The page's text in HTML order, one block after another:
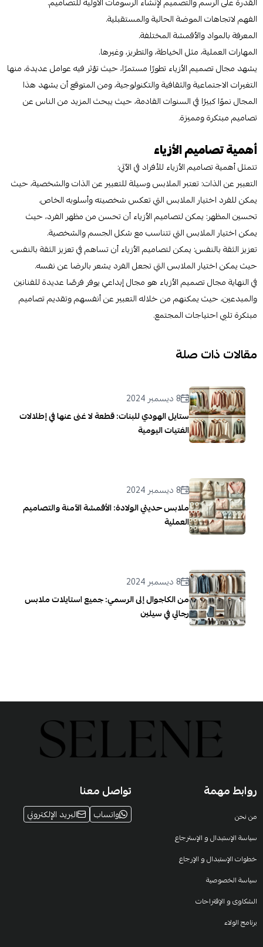
الفهم لاتجاهات الموضة الحالية والمستقبلية.
المعرفة بالمواد والأقمشة المختلفة.
المهارات العملية، مثل الخياطة، والتطريز، وغيرها.
يشهد مجال تصميم الأزياء تطورًا مستمرًا، حيث تؤثر فيه عوامل عديدة، منها
التغيرات الاجتماعية والثقافية والتكنولوجية، ومن المتوقع أن يشهد هذا
المجال نموًا كبيرًا في السنوات القادمة، حيث يبحث المزيد من الناس عن
تصاميم مبتكرة ومميزة.
أهمية تصاميم الأزياء
تتمثل أهمية تصاميم الأزياء للأفراد في الآتي:
التعبير عن الذات: تعتبر الملابس وسيلة للتعبير عن الذات والشخصية، حيث
يمكن للفرد اختيار الملابس التي تعكس شخصيته وأسلوبه الخاص.
تحسين المظهر: يمكن لتصاميم الأزياء أن تحسن من مظهر الفرد، حيث
يمكن اختيار الملابس التي تتناسب مع شكل الجسم والشخصية.
تعزيز الثقة بالنفس: يمكن لتصاميم الأزياء أن تساهم في تعزيز الثقة بالنفس،
حيث يمكن اختيار الملابس التي تجعل الفرد يشعر بالرضا عن نفسه.
في النهاية مجال تصميم الأزياء هو مجال إبداعي يوفر فرصًا عديدة للفنانين
والمبدعين، حيث يمكنهم من خلاله التعبير عن أنفسهم وتقديم تصاميم
مبتكرة تلبي احتياجات المجتمع.
مقالات ذات صلة
8 ديسمبر 2024
ستايل الهودي للبنات: قطعة لا غنى عنها في إطلالات
الفتيات اليومية
8 ديسمبر 2024
ملابس حديثي الولادة: الأقمشة الآمنة والتصاميم
العملية
8 ديسمبر 2024
من الكاجوال إلى الرسمي: جميع استايلات ملابس
رجالي في سيلين
روابط مهمة
من نحن
سياسة الإستبدال و الإسترجاع
خطوات الإستبدال و الإرجاع
سياسة الخصوصية
الشكاوى و الإقتراحات
برنامج الولاء
تواصل معنا
واتساب البريد الإلكتروني